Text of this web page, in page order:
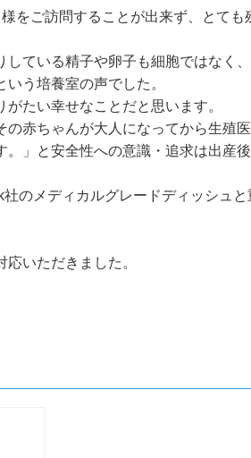
をご訪問することが出来ず、とても
ている精子や卵子も細胞ではなく
う培養室の声でした。
たい幸せなことだと思います。
赤ちゃんが大人になってから生殖
」と安全性への意識・追求は出産
のメディカルグレードディッシュと
いただきました。